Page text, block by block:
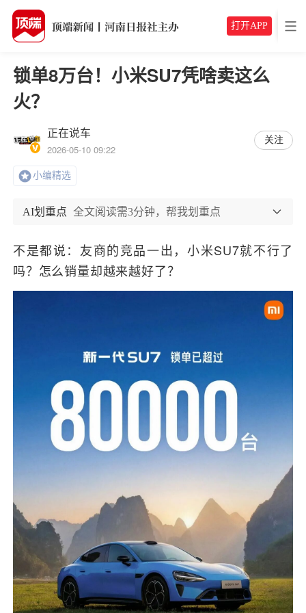
打开APP
锁单8万台！小米SU7凭啥卖这么
火？
正在说车
2026-05-10 09:22
关注
小编精选
AI划重点 全文阅读需3分钟，帮我划重点
不是都说：友商的竞品一出，小米SU7就不行了
吗？怎么销量却越来越好了？